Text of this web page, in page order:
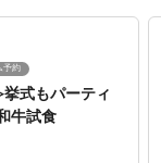
予約
式もパーティ
牛試食